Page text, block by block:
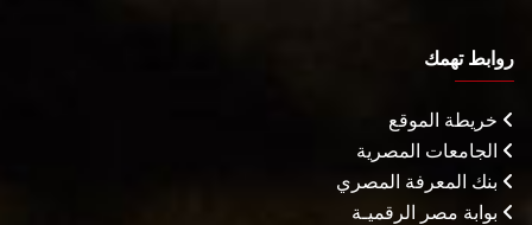
روابط تهمك
خريطة الموقع
الجامعات المصرية
بنك المعرفة المصري
بوابة مصر الرقميـة